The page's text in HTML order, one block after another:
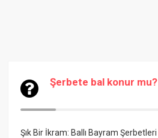
Şerbete bal konur mu?
Şık Bir İkram: Ballı Bayram Şerbetleri